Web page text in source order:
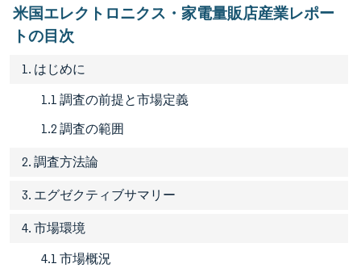
米国エレクトロニクス・家電量販店産業レポー
トの目次
1. はじめに
1.1 調査の前提と市場定義
1.2 調査の範囲
2. 調査方法論
3. エグゼクティブサマリー
4. 市場環境
4.1 市場概況